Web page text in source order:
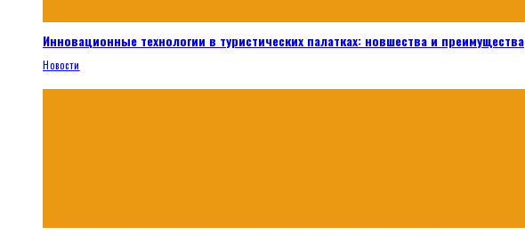
Инновационные технологии в туристических палатках: новшества и преимущества
Новости